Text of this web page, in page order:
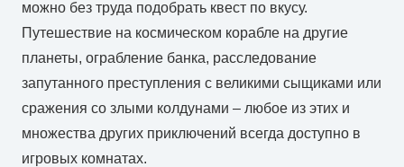
можно без труда подобрать квест по вкусу.
Путешествие на космическом корабле на другие
планеты, ограбление банка, расследование
запутанного преступления с великими сыщиками или
сражения со злыми колдунами – любое из этих и
множества других приключений всегда доступно в
игровых комнатах.